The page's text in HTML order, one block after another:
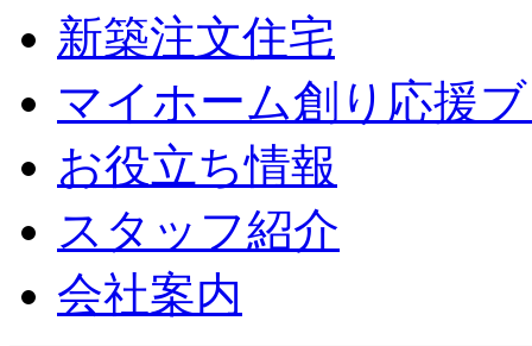
新築注文住宅
マイホーム創り応援
お役立ち情報
スタッフ紹介
会社案内